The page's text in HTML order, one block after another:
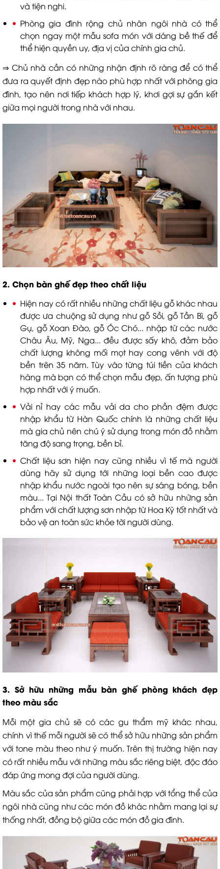
và tiện nghi.
Phòng gia đình rộng chủ nhân ngôi nhà có thể
chọn ngay một mẫu sofa món với dáng bề thế để
thể hiện quyền uy, địa vị của chính gia chủ.
⇒ Chủ nhà cần có những nhận định rõ ràng để có thể
đưa ra quyết định đẹp nào phù hợp nhất với phòng gia
đình, tạo nên nơi tiếp khách hợp lý, khơi gợi sự gắn kết
giữa mọi người trong nhà với nhau.
2. Chọn bàn ghế đẹp theo chất liệu
Hiện nay có rất nhiều những chất liệu gỗ khác nhau
được ưa chuộng sử dụng như gỗ Sồi, gỗ Tần Bì, gỗ
Gụ, gỗ Xoan Đào, gỗ Óc Chó... nhập từ các nước
Châu Âu, Mỹ, Nga... đều được sấy khô, đảm bảo
chất lượng không mối mọt hay cong vênh với độ
bền trên 35 năm. Tùy vào từng túi tiền của khách
hàng mà bạn có thể chọn mẫu đẹp, ấn tượng phù
hợp nhất với ý muốn.
Vải nỉ hay các mẫu vải da cho phần đệm được
nhập khẩu từ Hàn Quốc chính là những chất liệu
mà gia chủ nên chú ý sử dụng trong món đồ nhằm
tăng độ sang trọng, bền bỉ.
Chất liệu sơn hiện nay cũng nhiều vì tế mà người
dùng hãy sử dụng tới những loại bền cao được
nhập khẩu nước ngoài tạo nên sự sáng bóng, bền
màu... Tại Nội thất Toàn Cầu có sở hữu những sản
phẩm với chất lượng sơn nhập từ Hoa Kỳ tốt nhất và
bảo vệ an toàn sức khỏe tời người dùng.
3. Sở hữu những mẫu bàn ghế phòng khách đẹp
theo màu sắc
Mỗi một gia chủ sẽ có các gu thẩm mỹ khác nhau,
chính vì thế mỗi người sẽ có thể sở hữu những sản phẩm
với tone màu theo như ý muốn. Trên thị trường hiện nay
có rất nhiều mẫu với những màu sắc riêng biệt, độc đáo
đáp ứng mong đợi của người dùng.
Màu sắc của sản phẩm cũng phải hợp với tổng thể của
ngôi nhà cũng như các món đồ khác nhằm mang lại sự
thống nhất, đồng bộ giữa các món đồ gia đình.